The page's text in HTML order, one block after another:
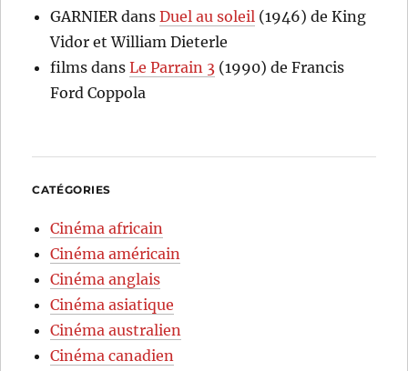
GARNIERdansDuel au soleil (1946) de King
Vidor et William Dieterle
films dansLe Parrain 3 (1990) de Francis
Ford Coppola
CATÉGORIES
Cinéma africain
Cinéma américain
Cinéma anglais
Cinéma asiatique
Cinéma australien
Cinéma canadien